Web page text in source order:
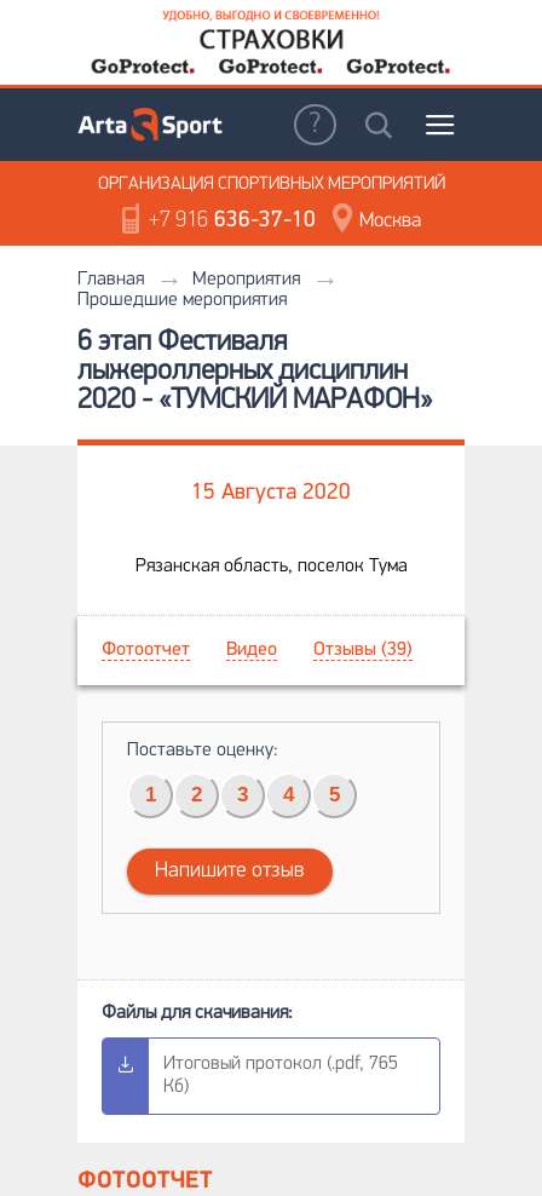
ОРГАНИЗАЦИЯ СПОРТИВНЫХ МЕРОПРИЯТИЙ
+7 916636-37-10 Москва
Главная
Мероприятия
Прошедшие мероприятия
6 этап Фестиваля
лыжероллерных дисциплин
2020 - «ТУМСКИЙ МАРАФОН»
15 Августа 2020
Рязанская область, поселок Тума
Фотоотчет Видео Отзывы (39)
Поставьте оценку:
1 2 3 4 5
Напишите отзыв
Итоговый протокол (.pdf, 765
Кб)
ФОТООТЧЕТ